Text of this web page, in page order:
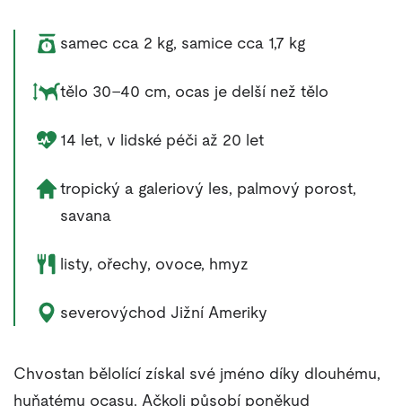
Váha zvířete:
samec cca 2 kg, samice cca 1,7 kg
Rozměry zvířete:
tělo 30–40 cm, ocas je delší než tělo
Délka života zvířete:
14 let, v lidské péči až 20 let
Životní prostředí zvířete:
tropický a galeriový les, palmový porost,
savana
Potrava zvířete:
listy, ořechy, ovoce, hmyz
Výskyt zvířete:
severovýchod Jižní Ameriky
Chvostan bělolící získal své jméno díky dlouhému,
huňatému ocasu. Ačkoli působí poněkud